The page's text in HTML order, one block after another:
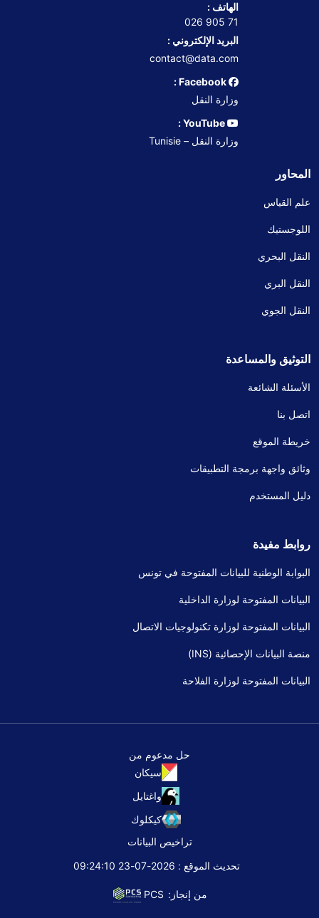
الهاتف :
71 905 026
البريد الإلكتروني :
contact@data.com
Facebook :
وزارة النقل
YouTube :
وزارة النقل – Tunisie
المحاور
علم القياس
اللوجستيك
النقل البحري
النقل البري
النقل الجوي
التوثيق والمساعدة
الأسئلة الشائعة
اتصل بنا
خريطة الموقع
وثائق واجهة برمجة التطبيقات
دليل المستخدم
روابط مفيدة
البوابة الوطنية للبيانات المفتوحة في تونس
البيانات المفتوحة لوزارة الداخلية
البيانات المفتوحة لوزارة تكنولوجيات الاتصال
منصة البيانات الإحصائية (INS)
البيانات المفتوحة لوزارة الفلاحة
حل مدعوم من
سيكان
واغتايل
كيكلوك
تراخيص البيانات
تحديث الموقع : 2026-07-23 09:24:10
من إنجاز: PCS